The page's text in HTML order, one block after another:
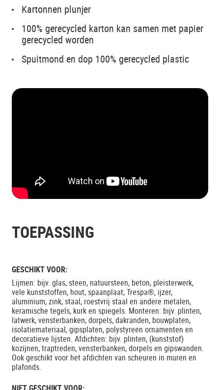
Kartonnen plunjer
100% gerecycled karton kan samen met papier
gerecycled worden
Spuitmond en dop 100% gerecycled plastic
TOEPASSING
GESCHIKT VOOR:
Lijmen: bijv. glas, steen, natuursteen, beton, pleisterwerk,
vele kunststoffen, hout, spaanplaat, Trespa®, ijzer,
aluminium, zink, staal, roestvrij staal en andere metalen,
keramische tegels, kurk en spiegels. Monteren: bijv. plinten,
latwerk, vensterbanken, dorpels, dakranden, bouwplaten,
isolatiemateriaal, gipsplaten, polystyreen ornamenten en
decoratieve lijsten. Afdichten: bijv. plinten, (kunststof)
kozijnen, traptreden, vensterbanken, dorpels en gipswanden.
Ook geschikt voor het afdichten van scheuren in muren en
plafonds.